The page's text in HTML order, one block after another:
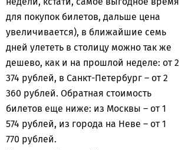
для покупок билетов, дальше цена
увеличивается), в ближайшие семь
дней улететь в столицу можно так же
дешево, как и на прошлой неделе: от 2
374 рублей, в Санкт-Петербург – от 2
360 рублей. Обратная стоимость
билетов еще ниже: из Москвы – от 1
574 рублей, из города на Неве – от 1
770 рублей.